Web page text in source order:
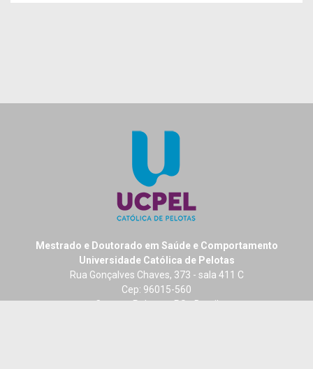
Mestrado e Doutorado em Saúde e Comportamento
Universidade Católica de Pelotas
Rua Gonçalves Chaves, 373 - sala 411 C
Cep: 96015-560
Centro - Pelotas - RS - Brasil